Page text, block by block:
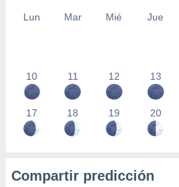
Lun Mar Mié Jue
10 11 12 13
17 18 19 20
Compartir predicción